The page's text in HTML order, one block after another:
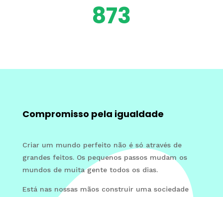
873
Compromisso pela igualdade
Criar um mundo perfeito não é só através de
grandes feitos. Os pequenos passos mudam os
mundos de muita gente todos os dias.
Está nas nossas mãos construir uma sociedade